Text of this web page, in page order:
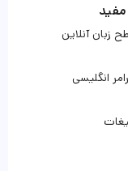
زبان آنلاین
انگلیسی